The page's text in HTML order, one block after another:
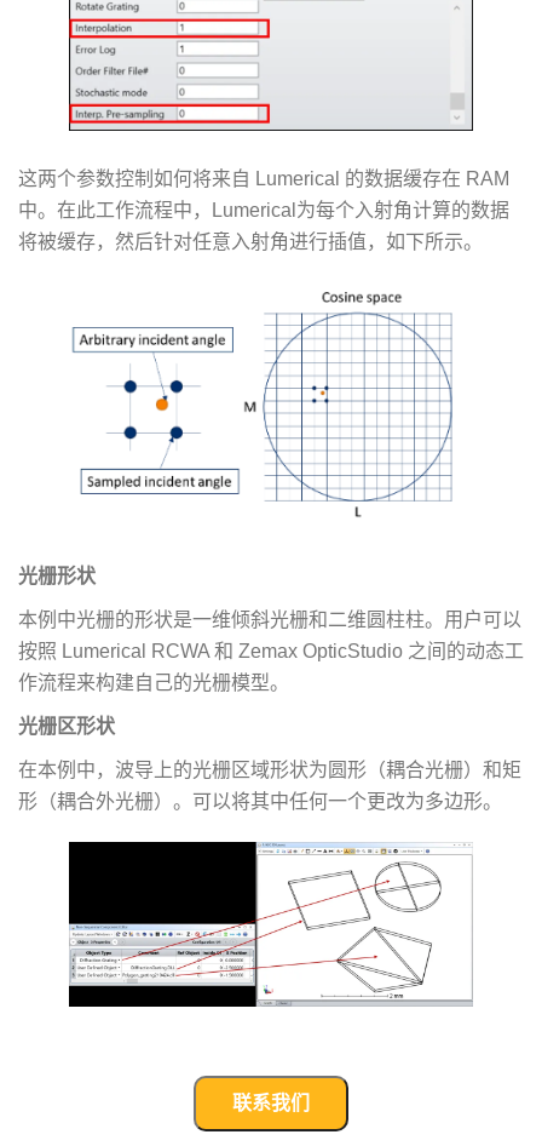
这两个参数控制如何将来自 Lumerical 的数据缓存在 RAM
中。在此工作流程中，Lumerical为每个入射角计算的数据
将被缓存，然后针对任意入射角进行插值，如下所示。
光栅形状
本例中光栅的形状是一维倾斜光栅和二维圆柱柱。用户可以
按照 Lumerical RCWA 和 Zemax OpticStudio 之间的动态工
作流程来构建自己的光栅模型。
光栅区形状
在本例中，波导上的光栅区域形状为圆形（耦合光栅）和矩
形（耦合外光栅）。可以将其中任何一个更改为多边形。
联系我们